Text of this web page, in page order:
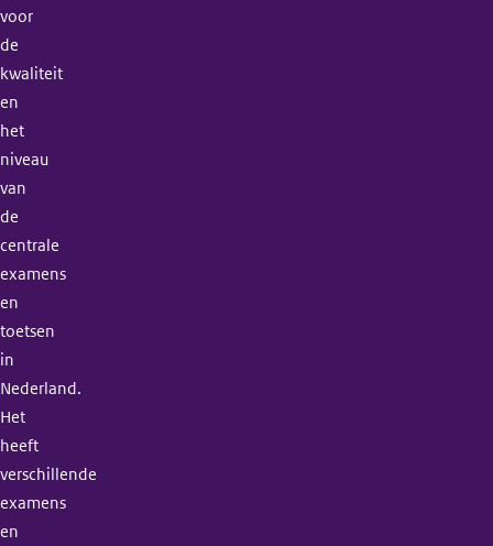
voor
de
kwaliteit
en
het
niveau
van
de
centrale
examens
en
toetsen
in
Nederland.
Het
heeft
verschillende
examens
en